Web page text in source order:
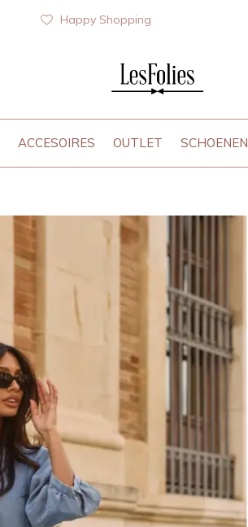
ACCESOIRES OUTLET SCHOENEN
Happy Shopping